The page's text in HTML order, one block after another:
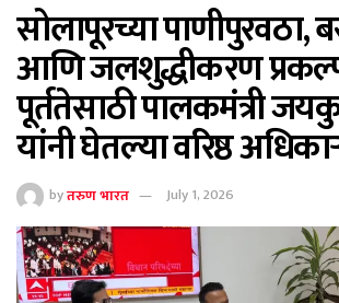
सोलापूरच्या पाणीपुरवठा,
आणि जलशुद्धीकरण
पूर्ततेसाठी पालकमंत्री
यांनी घेतल्या वरिष्ठ
byतरुण भारत July 1, 2026